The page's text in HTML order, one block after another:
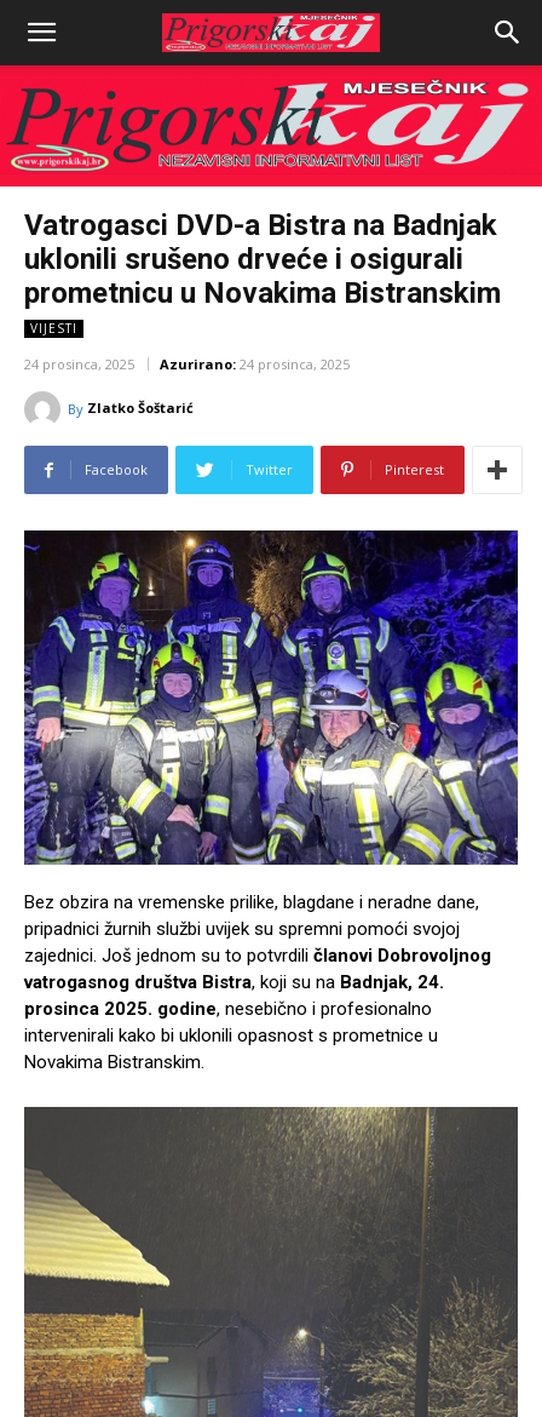
Vatrogasci DVD-a Bistra na Badnjak
uklonili srušeno drveće i osigurali
prometnicu u Novakima Bistranskim
VIJESTI
24 prosinca, 2025 Azurirano: 24 prosinca, 2025
By Zlatko Šoštarić
Facebook Twitter Pinterest
Bez obzira na vremenske prilike, blagdane i neradne dane,
pripadnici žurnih službi uvijek su spremni pomoći svojoj
zajednici. Još jednom su to potvrdili članovi Dobrovoljnog
vatrogasnog društva Bistra, koji su na Badnjak, 24.
prosinca 2025. godine, nesebično i profesionalno
intervenirali kako bi uklonili opasnost s prometnice u
Novakima Bistranskim.